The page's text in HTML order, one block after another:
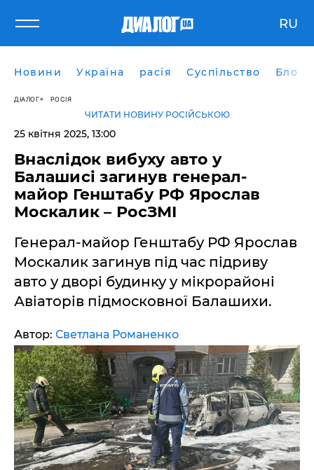
RU
Новини Україна расія Суспільство Блоги
ДІАЛОГ РОСІЯ
ЧИТАТИ НОВИНУ РОСІЙСЬКОЮ
25 квітня 2025, 13:00
Внаслідок вибуху авто у
Балашисі загинув генерал-
майор Генштабу РФ Ярослав
Москалик – РосЗМІ
Генерал-майор Генштабу РФ Ярослав
Москалик загинув під час підриву
авто у дворі будинку у мікрорайоні
Авіаторів підмосковної Балашихи.
Автор: Светлана Романенко